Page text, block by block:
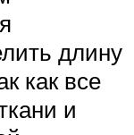
длину
как все
и